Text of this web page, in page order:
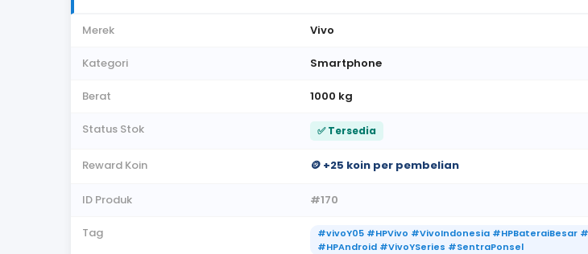
Merek Vivo
Kategori Smartphone
Berat 1000 kg
Status Stok ✅ Tersedia
Reward Koin 🪙 +25 koin per pembelian
ID Produk #170
Tag
#vivoY05 #HPVivo #VivoIndonesia #HPBateraiBesar
#HPAndroid #VivoYSeries #SentraPonsel